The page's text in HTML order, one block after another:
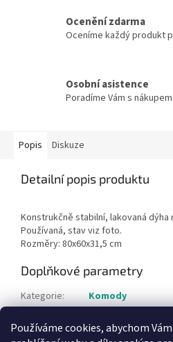
Používáme cookies, abychom
Ocenění zdarma
Oceníme každý produkt
Osobní asistence
Poradíme Vám s nákupem
Popis Diskuze
Detailní popis produktu
Konstrukčně stabilní, lakovaná dýha
Používaná, stav viz foto.
Rozměry: 80x60x31,5 cm
Doplňkové parametry
Kategorie:
Komody
Položka byla vyprodána…